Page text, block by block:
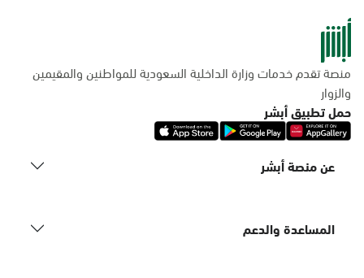
منصة تقدم خدمات وزارة الداخلية السعودية للمواطنين والمقيمين
والزوار
حمل تطبيق أبشر
عن منصة أبشر
المساعدة والدعم